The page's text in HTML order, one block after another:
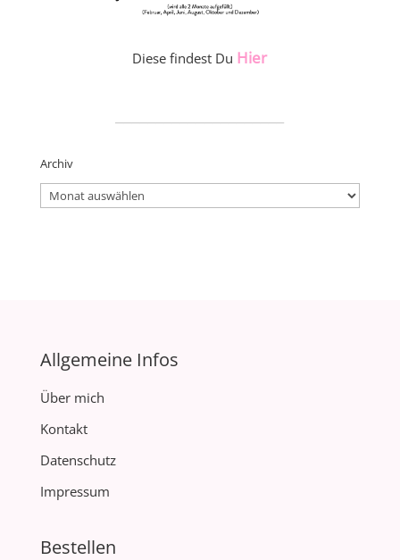
Diese findest Du Hier
Archiv
Archiv
Allgemeine Infos
Über mich
Kontakt
Datenschutz
Impressum
Bestellen